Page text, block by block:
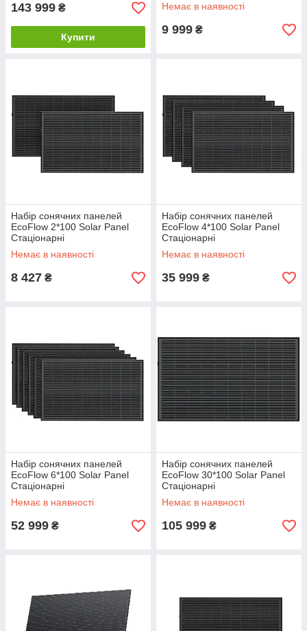
143 999 ₴
Купити
Немає в наявності
9 999 ₴
Набір сонячних панелей
EcoFlow 2*100 Solar Panel
Стаціонарні
Немає в наявності
8 427 ₴
Набір сонячних панелей
EcoFlow 4*100 Solar Panel
Стаціонарні
Немає в наявності
35 999 ₴
Набір сонячних панелей
EcoFlow 6*100 Solar Panel
Стаціонарні
Немає в наявності
52 999 ₴
Набір сонячних панелей
EcoFlow 30*100 Solar Panel
Стаціонарні
Немає в наявності
105 999 ₴